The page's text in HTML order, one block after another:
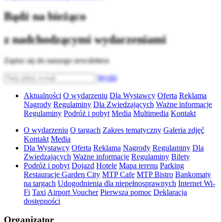
Bądź na bieżąco
z nadchodzącymi wydarzeniami
Zapisz się do naszego newslettera
Wyślij
Aktualności O wydarzeniu Dla Wystawcy Oferta Reklama
Nagrody Regulaminy Dla Zwiedzających Ważne informacje
Regulaminy Podróż i pobyt Media Multimedia Kontakt
O wydarzeniu O targach Zakres tematyczny Galeria zdjęć
Kontakt Media
Dla Wystawcy Oferta Reklama Nagrody Regulaminy Dla
Zwiedzających Ważne informacje Regulaminy Bilety
Podróż i pobyt Dojazd Hotele Mapa terenu Parking
Restauracje Garden City MTP Cafe MTP Bistro Bankomaty
na targach Udogodnienia dla niepełnosprawnych Internet Wi-
Fi Taxi Airport Voucher Pierwsza pomoc Deklaracja
dostępności